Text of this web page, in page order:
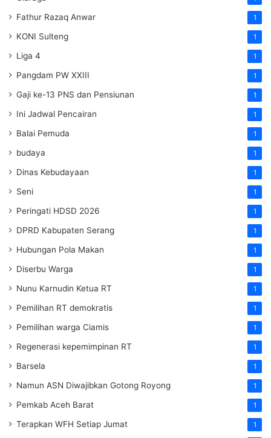
Fathur Razaq Anwar 1
KONI Sulteng 1
Liga 4 1
Pangdam PW XXIII 1
Gaji ke-13 PNS dan Pensiunan 1
Ini Jadwal Pencairan 1
Balai Pemuda 1
budaya 1
Dinas Kebudayaan 1
Seni 1
Peringati HDSD 2026 1
DPRD Kabupaten Serang 1
Hubungan Pola Makan 1
Diserbu Warga 1
Nunu Karnudin Ketua RT 1
Pemilihan RT demokratis 1
Pemilihan warga Ciamis 1
Regenerasi kepemimpinan RT 1
Barsela 1
Namun ASN Diwajibkan Gotong Royong 1
Pemkab Aceh Barat 1
Terapkan WFH Setiap Jumat 1